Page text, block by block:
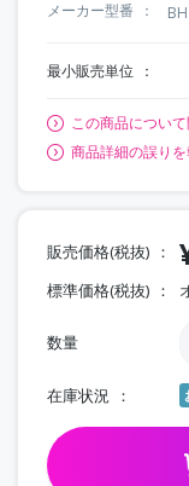
メーカー型番
最小販売単位
この商品につい
商品詳細の誤り
販売価格(税抜)
標準価格(税抜)
数量
在庫状況